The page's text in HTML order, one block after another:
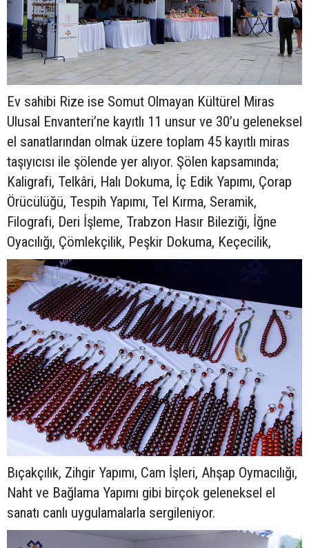
Ev sahibi Rize ise Somut Olmayan Kültürel Miras
Ulusal Envanteri’ne kayıtlı 11 unsur ve 30’u geleneksel
el sanatlarından olmak üzere toplam 45 kayıtlı miras
taşıyıcısı ile şölende yer alıyor. Şölen kapsamında;
Kaligrafi, Telkâri, Halı Dokuma, İç Edik Yapımı, Çorap
Örücülüğü, Tespih Yapımı, Tel Kırma, Seramik,
Filografi, Deri İşleme, Trabzon Hasır Bileziği, İğne
Oyacılığı, Çömlekçilik, Peşkir Dokuma, Keçecilik,
Bıçakçılık, Zihgir Yapımı, Cam İşleri, Ahşap Oymacılığı,
Naht ve Bağlama Yapımı gibi birçok geleneksel el
sanatı canlı uygulamalarla sergileniyor.